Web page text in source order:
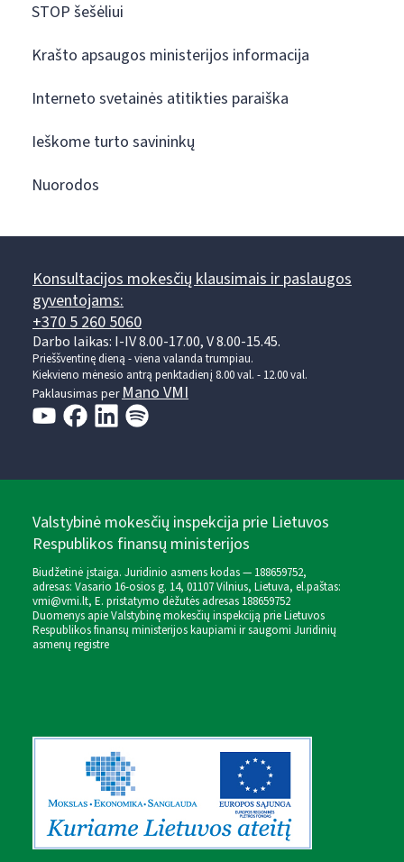
STOP šešėliui
Krašto apsaugos ministerijos informacija
Interneto svetainės atitikties paraiška
Ieškome turto savininkų
Nuorodos
Konsultacijos mokesčių klausimais ir paslaugos
gyventojams:
+370 5 260 5060
Darbo laikas: I-IV 8.00-17.00, V 8.00-15.45.
Prieššventinę dieną - viena valanda trumpiau.
Kiekvieno mėnesio antrą penktadienį 8.00 val. - 12.00 val.
Paklausimas perMano VMI
Valstybinė mokesčių inspekcija prie Lietuvos
Respublikos finansų ministerijos
Biudžetinė įstaiga. Juridinio asmens kodas — 188659752,
adresas: Vasario 16-osios g. 14, 01107 Vilnius, Lietuva, el.paštas:
vmi@vmi.lt, E. pristatymo dėžutės adresas 188659752
Duomenys apie Valstybinę mokesčių inspekciją prie Lietuvos
Respublikos finansų ministerijos kaupiami ir saugomi Juridinių
asmenų registre